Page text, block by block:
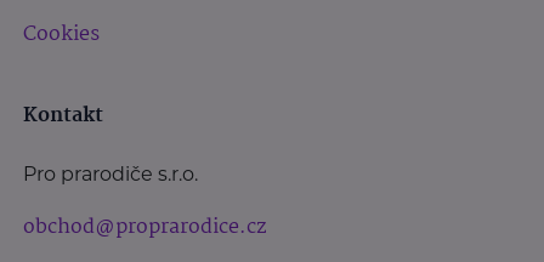
Cookies
Kontakt
Pro prarodiče s.r.o.
obchod@proprarodice.cz